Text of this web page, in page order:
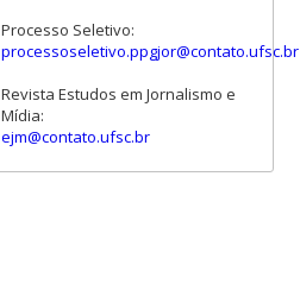
Processo Seletivo:
processoseletivo.ppgjor@contato.ufsc.br
Revista Estudos em Jornalismo e
Mídia:
ejm@contato.ufsc.br